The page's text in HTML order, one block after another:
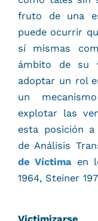
fruto de una
puede ocurrir
sí mismas
ámbito de su
adoptar un rol
un
explotar las
esta posición
de Análisis
de Víctima en
1964, Steiner